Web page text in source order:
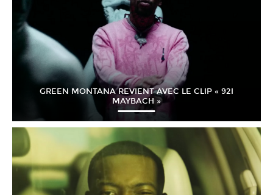
GREEN MONTANA REVIENT AVEC LE CLIP « 92I
MAYBACH »